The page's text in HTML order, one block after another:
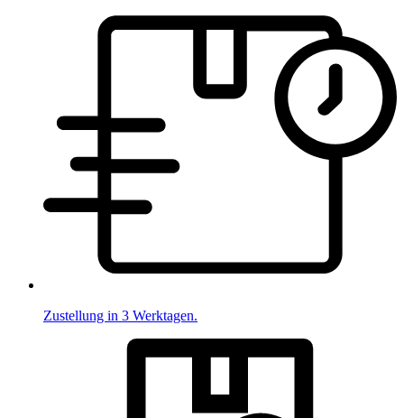
Zustellung in 3 Werktagen.